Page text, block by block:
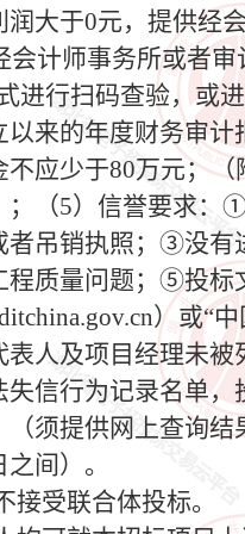
润大于0元，提供经
会计师事务所或者
进行扫码查验，或
以来的年度财务审
不应少于80万元；
；（5）信誉要求：
者吊销执照；③没有
程质量问题；⑤投标
）或
人及项目经理未被
失信行为记录名单，
（须提供网上查询
间）。
接受联合体投标。